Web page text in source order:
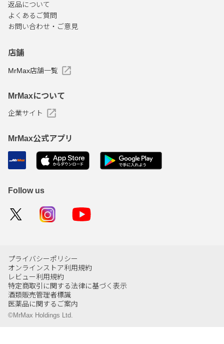
返品について
よくあるご質問
お問い合わせ・ご意見
店舗
MrMax店舗一覧
MrMaxについて
企業サイト
MrMax公式アプリ
Follow us
プライバシーポリシー
オンラインストア利用規約
レビュー利用規約
特定商取引に関する法律に基づく表示
酒類販売管理者標識
医薬品に関するご案内
©MrMax Holdings Ltd.